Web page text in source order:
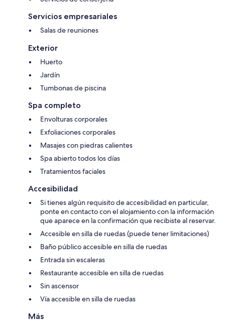
Servicios empresariales
Salas de reuniones
Exterior
Huerto
Jardín
Tumbonas de piscina
Spa completo
Envolturas corporales
Exfoliaciones corporales
Masajes con piedras calientes
Spa abierto todos los días
Tratamientos faciales
Accesibilidad
Si tienes algún requisito de accesibilidad en particular,
ponte en contacto con el alojamiento con la información
que aparece en la confirmación que recibiste al reservar.
Accesible en silla de ruedas (puede tener limitaciones)
Baño público accesible en silla de ruedas
Entrada sin escaleras
Restaurante accesible en silla de ruedas
Sin ascensor
Vía accesible en silla de ruedas
Más